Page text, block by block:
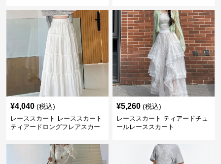
¥4,040 (税込)
レーススカート レーススカート
ティアードロングフレアスカー
¥5,260 (税込)
レーススカート ティアードチュ
ールレーススカート